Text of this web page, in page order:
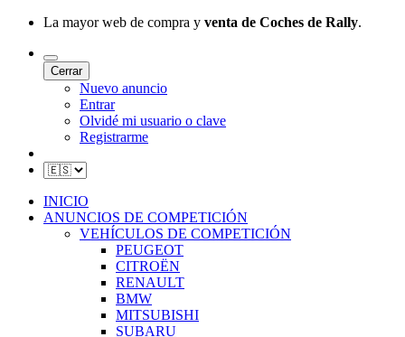
La mayor web de compra y venta de Coches de Rally.
Cerrar
Nuevo anuncio
Entrar
Olvidé mi usuario o clave
Registrarme
INICIO
ANUNCIOS DE COMPETICIÓN
VEHÍCULOS DE COMPETICIÓN
PEUGEOT
CITROËN
RENAULT
BMW
MITSUBISHI
SUBARU